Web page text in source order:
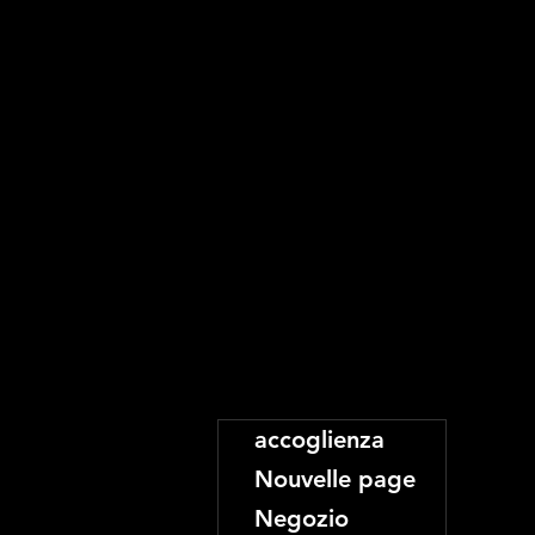
accoglienza
Nouvelle page
Negozio